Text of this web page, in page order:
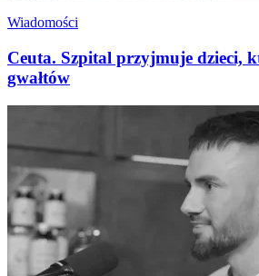
Wiadomości
Ceuta. Szpital przyjmuje dzieci,
gwałtów